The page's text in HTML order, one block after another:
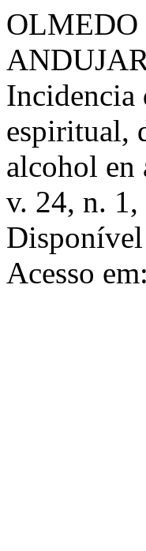
Incidencia
espiritual,
alcohol en
v. 24, n.
Acesso